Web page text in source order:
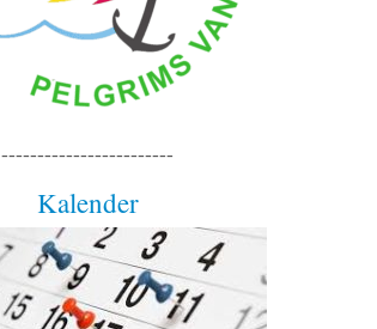
------------------------
Kalender